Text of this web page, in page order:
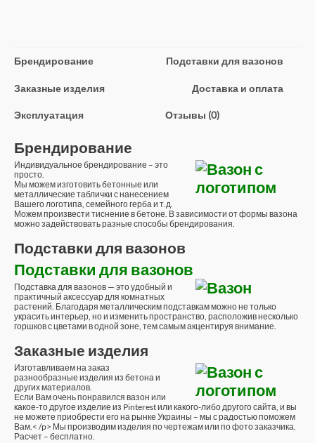
Брендирование Подставки для вазонов
Заказные изделия Доставка и оплата
Эксплуатация Отзывы (0)
Брендирование
Индивидуальное брендирование – это
просто.
Мы можем изготовить бетонные или
металлические таблички с нанесением
Вашего логотипа, семейного герба и т.д.
Можем произвести тиснение в бетоне. В зависимости от формы вазона
можно задействовать разные способы брендирования.
Подставки для вазонов
Подставки для вазонов
Подставка для вазонов — это удобный и
практичный аксессуар для комнатных
растений. Благодаря металлическим подставкам можно не только
украсить интерьер, но и изменить пространство, расположив несколько
горшков с цветами в одной зоне, тем самым акцентируя внимание.
Заказные изделия
Изготавливаем на заказ
разнообразные изделия из бетона и
других материалов.
Если Вам очень понравился вазон или
какое-то другое изделие из Pinterest или какого-либо другого сайта, и вы
не можете приобрести его на рынке Украины – мы с радостью поможем
Вам.< /p> Мы производим изделия по чертежам или по фото заказчика.
Расчет – бесплатно.